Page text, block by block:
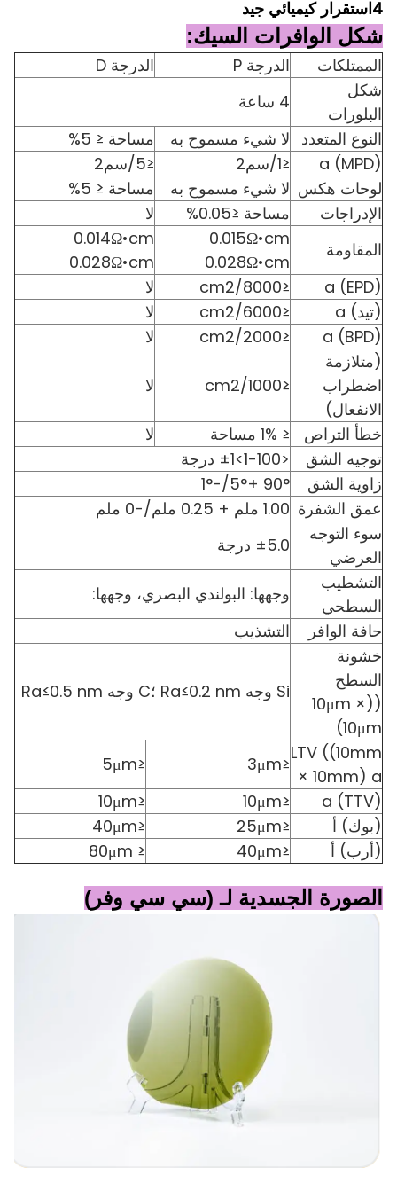
4استقرار كيميائي جيد
شكل الوافرات السيك:
الممتلكات الدرجة P
الدرجة D
شكل
البلورات
4 ساعة
النوع المتعدد لا شيء مسموح به
مساحة ≤ 5%
(MPD) a
≤1/سم2
≤5/سم2
لوحات هكس لا شيء مسموح به
مساحة ≤ 5%
الإدراجات
مساحة ≤0.05%
لا
المقاومة
0.015Ω•cm
0.028Ω•cm
0.014Ω•cm
0.028Ω•cm
(EPD) a
≤8000/cm2
لا
(تيد) a
≤6000/cm2
لا
(BPD) a
≤2000/cm2
لا
(متلازمة
اضطراب
الانفعال)
≤1000/cm2 لا
خطأ التراص ≤ 1% مساحة
لا
توجيه الشق
<1-100>±1 درجة
زاوية الشق
90° +5°/-1°
عمق الشفرة 1.00 ملم + 0.25 ملم/-0 ملم
سوء التوجه
العرضي
±5.0 درجة
التشطيب
السطحي
وجهها: البولندي البصري، وجهها:
حافة الوافر
التشذيب
خشونة
السطح
((10μm ×
10μm)
Si وجه Ra≤0.2 nm ؛C وجه Ra≤0.5 nm
LTV ((10mm
× 10mm) a
≤3μm
≤5μm
(TTV) a
≤10μm
≤10μm
(بوك) أ
≤25μm
≤40μm
(أرب) أ
≤40μm
≤ 80μm
الصورة الجسدية لـ (سي سي وفر)